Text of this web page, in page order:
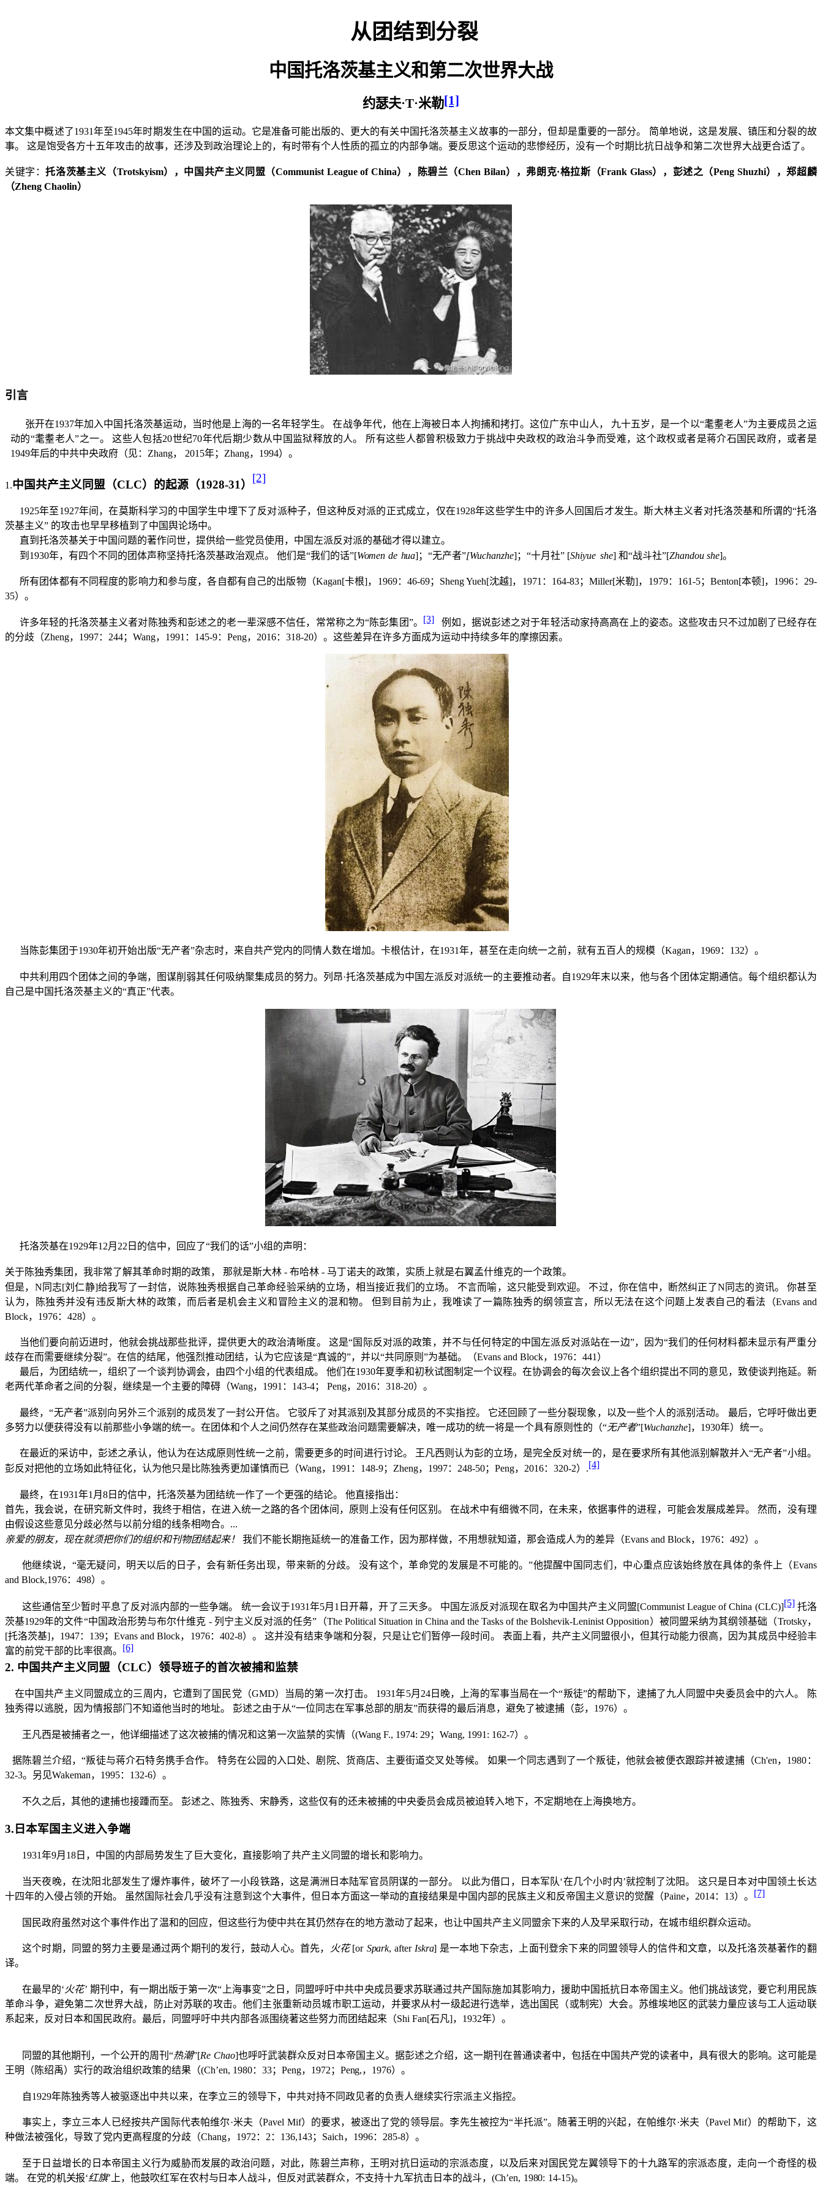
从团结到分裂
中国托洛茨基主义和第二次世界大战
约瑟夫·T·米勒[1]
本文集中概述了1931年至1945年时期发生在中国的运动。它是准备可能出版的、更大的有关中国托洛茨基主义故事的一部分，但却是重要的一部分。
简单地说，这是发展、镇压和分裂的故
事。
这是饱受各方十五年攻击的故事，还涉及到政治理论上的，有时带有个人性质的孤立的内部争端。要反思这个运动的悲惨经历，没有一个时期比抗日战争和第二次世界大战更合适了。
关键字：托洛茨基主义（Trotskyism），中国共产主义同盟（Communist League of China），陈碧兰（Chen Bilan），弗朗克·格拉斯（Frank Glass），彭述之（Peng Shuzhi），郑超麟
（Zheng Chaolin）
引言
张开在1937年加入中国托洛茨基运动，当时他是上海的一名年轻学生。 在战争年代，他在上海被日本人拘捕和拷打。这位广东中山人，
九十五岁，是一个以“耄耋老人”为主要成员之运
动的“耄耋老人”之一。
这些人包括20世纪70年代后期少数从中国监狱释放的人。
所有这些人都曾积极致力于挑战中央政权的政治斗争而受难，这个政权或者是蒋介石国民政府，或者是
1949年后的中共中央政府（见： Zhang， 2015年； Zhang， 1994）。
1.中国共产主义同盟（CLC）的起源（1928-31）
[2]
1925年至1927年间，在莫斯科学习的中国学生中埋下了反对派种子，但这种反对派的正式成立，仅在1928年这些学生中的许多人回国后才发生。斯大林主义者对托洛茨基和所谓的“托洛
茨基主义” 的攻击也早早移植到了中国舆论场中。
直到托洛茨基关于中国问题的著作问世，提供给一些党员使用，中国左派反对派的基础才得以建立。
到 1930年，有四个不同的团体声称坚持托洛茨基政治观点。 他们是“我们的话”[Women de hua]；“无产者”[Wuchanzhe]；“十月社” [Shiyue she] 和“战斗社”[Zhandou she]。
所有团体都有不同程度的影响力和参与度，各自都有自己的出版物（Kagan[卡根]， 1969： 46-69； Sheng Yueh[沈越]， 1971 ： 164-83； Miller[米勒]， 1979： 161-5； Benton[本顿]， 1996 ： 29-
35）。
许多年轻的托洛茨基主义者对陈独秀和彭述之的老一辈深感不信任，常常称之为“陈彭集团”。 [3]
例如，据说彭述之对于年轻活动家持高高在上的姿态。这些攻击只不过加剧了已经存在
的分歧（Zheng， 1997： 244； Wang， 1991 ： 145-9： Peng， 2016： 318-20）。这些差异在许多方面成为运动中持续多年的摩擦因素。
当陈彭集团于1930年初开始出版“无产者”杂志时，来自共产党内的同情人数在增加。卡根估计，在1931年，甚至在走向统一之前，就有五百人的规模（Kagan， 1969： 132）。
中共利用四个团体之间的争端，图谋削弱其任何吸纳聚集成员的努力。列昂·托洛茨基成为中国左派反对派统一的主要推动者。自1929年末以来，他与各个团体定期通信。每个组织都认为
自己是中国托洛茨基主义的“真正”代表。
托洛茨基在1929年12月 22 日的信中，回应了“我们的话”小组的声明：
关于陈独秀集团，我非常了解其革命时期的政策， 那就是斯大林 - 布哈林 - 马丁诺夫的政策，实质上就是右翼孟什维克的一个政策。
但是， N 同志[刘仁静]给我写了一封信，说陈独秀根据自己革命经验采纳的立场，相当接近我们的立场。 不言而喻，这只能受到欢迎。 不过，你在信中，断然纠正了N 同志的资讯。
你甚至
认为，陈独秀并没有违反斯大林的政策，而后者是机会主义和冒险主义的混和物。
但到目前为止，我唯读了一篇陈独秀的纲领宣言，所以无法在这个问题上发表自己的看法（Evans and
Block， 1976： 428）。
当他们要向前迈进时，他就会挑战那些批评，提供更大的政治清晰度。
这是“国际反对派的政策，并不与任何特定的中国左派反对派站在一边”，因为“我们的任何材料都未显示有严重分
歧存在而需要继续分裂”。在信的结尾，他强烈推动团结，认为它应该是“真诚的”，并以“共同原则”为基础。（Evans and Block， 1976： 441 ）
最后，为团结统一，组织了一个谈判协调会，由四个小组的代表组成。
他们在1930年夏季和初秋试图制定一个议程。在协调会的每次会议上各个组织提出不同的意见，致使谈判拖延。新
老两代革命者之间的分裂，继续是一个主要的障碍（Wang， 1991 ： 143-4； Peng， 2016： 318-20）。
最终，“无产者”派别向另外三个派别的成员发了一封公开信。 它驳斥了对其派别及其部分成员的不实指控。 它还回顾了一些分裂现象，以及一些个人的派别活动。
最后，它呼吁做出更
多努力以便获得没有以前那些小争端的统一。在团体和个人之间仍然存在某些政治问题需要解决，唯一成功的统一将是一个具有原则性的（“无产者”[Wuchanzhe]， 1930年）统一。
在最近的采访中，彭述之承认，他认为在达成原则性统一之前，需要更多的时间进行讨论。
王凡西则认为彭的立场，是完全反对统一的，是在要求所有其他派别解散并入“无产者”小组。
彭反对把他的立场如此特征化，认为他只是比陈独秀更加谨慎而已（Wang， 1991 ： 148-9； Zheng， 1997： 248-50； Peng， 2016： 320-2） .[4]
最终，在1931年1 月 8 日的信中，托洛茨基为团结统一作了一个更强的结论。
他直接指出：
首先，我会说，在研究新文件时，我终于相信，在进入统一之路的各个团体间，原则上没有任何区别。
在战术中有细微不同，在未来，依据事件的进程，可能会发展成差异。
然而，没有理
由假设这些意见分歧必然与以前分组的线条相吻合。 ...
亲爱的朋友，现在就须把你们的组织和刊物团结起来！
我们不能长期拖延统一的准备工作，因为那样做，不用想就知道，那会造成人为的差异（Evans and Block， 1976： 492）。
他继续说，“毫无疑问，明天以后的日子，会有新任务出现，带来新的分歧。 没有这个，革命党的发展是不可能的。”他提醒中国同志们，中心重点应该始终放在具体的条件上（Evans
and Block,1976： 498）。
这些通信至少暂时平息了反对派内部的一些争端。 统一会议于1931年5月 1 日开幕，开了三天多。 中国左派反对派现在取名为中国共产主义同盟[Communist League of China (CLC)][5] 托洛
茨基1929年的文件“中国政治形势与布尔什维克 - 列宁主义反对派的任务” （The Political Situation in China and the Tasks of the Bolshevik-Leninist Opposition）被同盟采纳为其纲领基础（Trotsky，
[托洛茨基]， 1947： 139；Evans and Block， 1976： 402-8）。 这并没有结束争端和分裂，只是让它们暂停一段时间。
表面上看，共产主义同盟很小，但其行动能力很高，因为其成员中经验丰
富的前党干部的比率很高。 [6]
2. 中国共产主义同盟（CLC）领导班子的首次被捕和监禁
在中国共产主义同盟成立的三周内，它遭到了国民党（GMD）当局的第一次打击。 1931年5月 24日晚，上海的军事当局在一个“叛徒”的帮助下，逮捕了九人同盟中央委员会中的六人。
陈
独秀得以逃脱，因为情报部门不知道他当时的地址。
彭述之由于从“一位同志在军事总部的朋友”而获得的最后消息，避免了被逮捕（彭， 1976）。
王凡西是被捕者之一，他详细描述了这次被捕的情况和这第一次监禁的实情（(Wang F., 1974: 29； Wang, 1991: 162-7）。
据陈碧兰介绍，“叛徒与蒋介石特务携手合作。 特务在公园的入口处、剧院、货商店、主要街道交叉处等候。 如果一个同志遇到了一个叛徒，他就会被便衣跟踪并被逮捕（Ch'en， 1980 ：
32-3。另见Wakeman， 1995： 132-6）。
不久之后，其他的逮捕也接踵而至。 彭述之、陈独秀、宋静秀，这些仅有的还未被捕的中央委员会成员被迫转入地下，不定期地在上海换地方。
3. 日本军国主义进入争端
1931年9月 18 日，中国的内部局势发生了巨大变化，直接影响了共产主义同盟的增长和影响力。
当天夜晚，在沈阳北部发生了爆炸事件，破坏了一小段铁路，这是满洲日本陆军官员阴谋的一部分。 以此为借口，日本军队‘在几个小时内’就控制了沈阳。
这只是日本对中国领土长达
十四年的入侵占领的开始。
虽然国际社会几乎没有注意到这个大事件，但日本方面这一举动的直接结果是中国内部的民族主义和反帝国主义意识的觉醒（Paine， 2014： 13）。 [7]
国民政府虽然对这个事件作出了温和的回应，但这些行为使中共在其仍然存在的地方激动了起来，也让中国共产主义同盟余下来的人及早采取行动，在城市组织群众运动。
这个时期，同盟的努力主要是通过两个期刊的发行，鼓动人心。首先， 火花 [or Spark, after Iskra] 是一本地下杂志，上面刊登余下来的同盟领导人的信件和文章，以及托洛茨基著作的翻
译。
在最早的‘ 火花’ 期刊中，有一期出版于第一次“ 上海事变”之日，同盟呼吁中共中央成员要求苏联通过共产国际施加其影响力，援助中国抵抗日本帝国主义。他们挑战该党，要它利用民族
革命斗争，避免第二次世界大战，防止对苏联的攻击。他们主张重新动员城市职工运动，并要求从村一级起进行选举，选出国民（或制宪）大会。苏维埃地区的武装力量应该与工人运动联
系起来，反对日本和国民政府。最后，同盟呼吁中共内部各派围绕著这些努力而团结起来（Shi Fan[石凡]， 1932年）。
同盟的其他期刊，一个公开的周刊“热潮”[Re Chao]也呼吁武装群众反对日本帝国主义。据彭述之介绍，这一期刊在普通读者中，包括在中国共产党的读者中，具有很大的影响。这可能是
王明（陈绍禹）实行的政治组织政策的结果（(Ch’en, 1980： 33； Peng， 1972 ； Peng,， 1976）。
自1929年陈独秀等人被驱逐出中共以来，在李立三的领导下，中共对持不同政见者的负责人继续实行宗派主义指控。
事实上，李立三本人已经按共产国际代表帕维尔·米夫（Pavel Mif）的要求，被逐出了党的领导层。李先生被控为“半托派”。随著王明的兴起，在帕维尔·米夫（Pavel Mif）的帮助下，这
种做法被强化，导致了党内更高程度的分歧（Chang， 1972： 2： 136,143； Saich， 1996： 285-8）。
至于日益增长的日本帝国主义行为威胁而发展的政治问题，对此，陈碧兰声称，王明对抗日运动的宗派态度，以及后来对国民党左翼领导下的十九路军的宗派态度，走向一个奇怪的极
端。
在党的机关报‘红旗’上，他鼓吹红军在农村与日本人战斗，但反对武装群众，不支持十九军抗击日本的战斗， (Ch’en, 1980: 14-15)。